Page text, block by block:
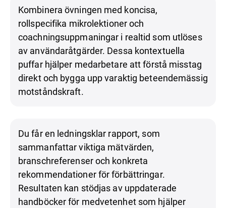
Kombinera övningen med koncisa,
rollspecifika mikrolektioner och
coachningsuppmaningar i realtid som utlöses
av användaråtgärder. Dessa kontextuella
puffar hjälper medarbetare att förstå misstag
direkt och bygga upp varaktig beteendemässig
motståndskraft.
Du får en ledningsklar rapport, som
sammanfattar viktiga mätvärden,
branschreferenser och konkreta
rekommendationer för förbättringar.
Resultaten kan stödjas av uppdaterade
handböcker för medvetenhet som hjälper